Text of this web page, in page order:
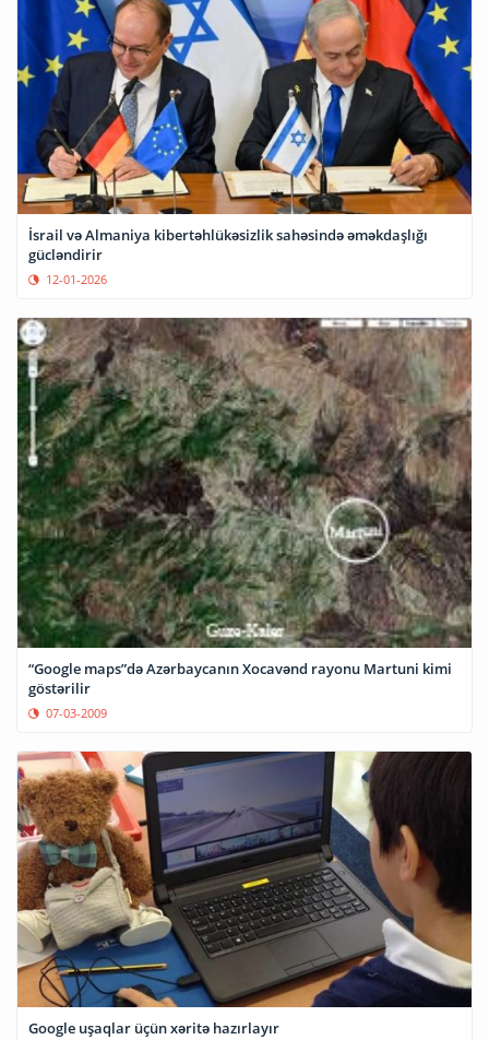
İsrail və Almaniya kibertəhlükəsizlik sahəsində əməkdaşlığı
gücləndirir
12-01-2026
“Google maps”də Azərbaycanın Xocavənd rayonu Martuni kimi
göstərilir
07-03-2009
Google uşaqlar üçün xəritə hazırlayır